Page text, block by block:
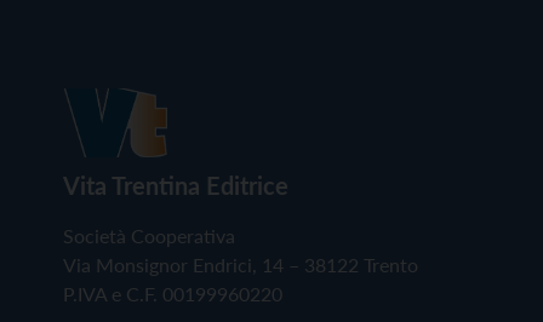
Vita Trentina Editrice
Società Cooperativa
Via Monsignor Endrici, 14 – 38122 Trento
P.IVA e C.F. 00199960220